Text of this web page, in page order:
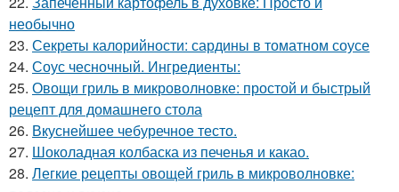
необычно
23. Секреты калорийности: сардины в томатном соусе
24. Соус чесночный. Ингредиенты:
25. Овощи гриль в микроволновке: простой и быстрый
рецепт для домашнего стола
26. Вкуснейшее чебуречное тесто.
27. Шоколадная колбаска из печенья и какао.
28. Легкие рецепты овощей гриль в микроволновке: